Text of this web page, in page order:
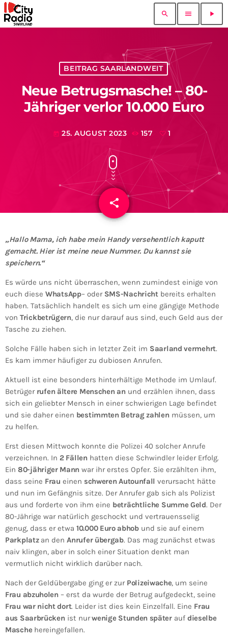
search menu play_arrow
BEITRAG SAARLANDWEIT
Neue Betrugsmasche! – 80-
Jähriger verlor 10.000 Euro
today 25. AUGUST 2023 157 1
share
email
„Hallo Mama, ich habe mein Handy versehentlich kaputt
gemacht. Hier ist meine neue Nummer. Du kannst sie
speichern.“
Es würde uns nicht überraschen, wenn zumindest einige von
euch diese WhatsApp– oder SMS-Nachrichtbereits erhalten
haben. Tatsächlich handelt es sich um eine gängige Methode
von Trickbetrügern, die nur darauf aus sind, euch Geld aus der
Tasche zu ziehen.
Solche Fälle haben sich in letzter Zeit im Saarland vermehrt.
Es kam immer häufiger zu dubiosen Anrufen.
Aktuell ist eine besonders hinterhältige Methode im Umlauf.
Betrügerrufen ältere Menschen anund erzählen ihnen, dass
sich ein geliebter Mensch in einer schwierigen Lage befindet
und sie daher einen bestimmten Betrag zahlenmüssen, um
zu helfen.
Erst diesen Mittwoch konnte die Polizei 40 solcher Anrufe
verzeichnen. In 2 Fällenhatten diese Schwindler leider Erfolg.
Ein 80-jähriger Mann war ihr erstes Opfer. Sie erzählten ihm,
dass seine Frau einen schweren Autounfall verursacht hätte
und nun im Gefängnis sitze. Der Anrufer gab sich als Polizist
aus und forderte von ihm eine beträchtliche Summe Geld. Der
80-Jährige war natürlich geschockt und vertrauensselig
genug, dass er etwa 10.000 Euro abhobund sie auf einem
Parkplatzan denAnrufer übergab. Das mag zunächst etwas
naiv klingen, aber in solch einer Situation denkt man
vermutlich nicht wirklich darüber nach.
Nach der Geldübergabe ging er zur Polizeiwache, um seine
Frau abzuholen– erst da wurde der Betrug aufgedeckt, seine
Frau war nicht dort. Leider ist dies kein Einzelfall. Eine Frau
aus Saarbrückenist nurwenige Stunden späterauf dieselbe
Maschehereingefallen.